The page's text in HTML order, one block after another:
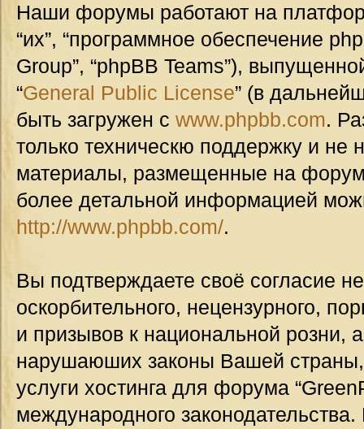
Наши форумы работают на
“их”, “программное обеспечение
Group”, “phpBB Teams”),
“General Public License” (в
быть загружен с www.phpbb.com.
только техническю поддержку и не
материалы, размещенные на
более детальной информацией
http://www.phpbb.com/.
Вы подтверждаете своё согласие
оскорбительного, нецензурного,
и призывов к национальной розни,
нарушаюших законы Вашей страны,
услуги хостинга для форума
международного